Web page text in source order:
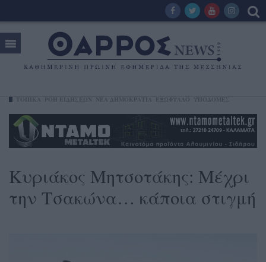
Κυριάκος Μητσοτάκης: Μέχρι
την Τσακώνα… κάποια στιγμή